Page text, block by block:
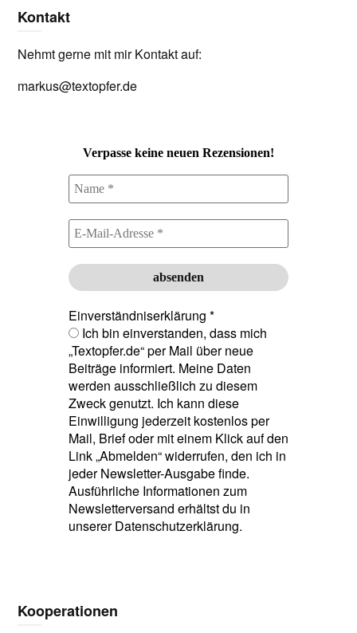
Kontakt
Nehmt gerne mit mir Kontakt auf:
markus@textopfer.de
Verpasse keine neuen Rezensionen!
Einverständniserklärung *
Ich bin einverstanden, dass mich
„Textopfer.de“ per Mail über neue
Beiträge informiert. Meine Daten
werden ausschließlich zu diesem
Zweck genutzt. Ich kann diese
Einwilligung jederzeit kostenlos per
Mail, Brief oder mit einem Klick auf den
Link „Abmelden“ widerrufen, den ich in
jeder Newsletter-Ausgabe finde.
Ausführliche Informationen zum
Newsletterversand erhältst du in
unserer Datenschutzerklärung.
Kooperationen